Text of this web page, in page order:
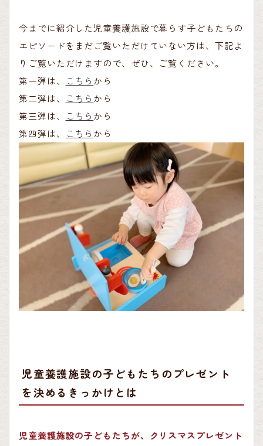
今までに紹介した児童養護施設で暮らす子どもたちの
エピソードをまだご覧いただけていない方は、下記よ
りご覧いただけますので、ぜひ、ご覧ください。
第一弾は、
こちら から
第二弾は、
こちら から
第三弾は、
こちら から
第四弾は、
こちら から
児童養護施設の子どもたちのプレゼント
を決めるきっかけとは
児童養護施設の子どもたちが、クリスマスプレゼント